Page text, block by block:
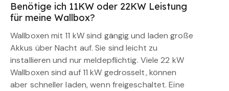
Benötige ich 11KW oder 22KW Leistung
für meine Wallbox?
Wallboxen mit 11 kW sind gängig und laden große
Akkus über Nacht auf. Sie sind leicht zu
installieren und nur meldepflichtig. Viele 22 kW
Wallboxen sind auf 11 kW gedrosselt, können
aber schneller laden, wenn freigeschaltet. Eine